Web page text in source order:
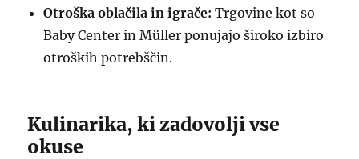
Otroška oblačila in igrače: Trgovine kot so
Baby Center in Müller ponujajo široko izbiro
otroških potrebščin.
Kulinarika, ki zadovolji vse
okuse